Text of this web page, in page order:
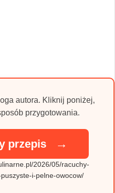
autora. Kliknij poniżej,
przygotowania.
przepis →
2026/05/racuchy-
i-pelne-owocow/